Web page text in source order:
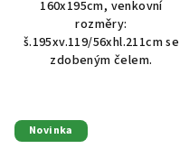
160x195cm, venkovní
rozměry:
š.195xv.119/56xhl.211cm se
zdobeným čelem.
Novinka